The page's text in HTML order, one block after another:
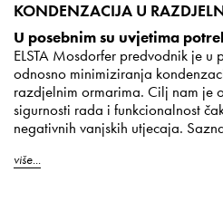
KONDENZACIJA U
U posebnim su uvjetima
ELSTA Mosdorfer predvodnik je u
odnosno minimiziranja
razdjelnim ormarima. Cilj nam je
sigurnosti rada i funkcionalnost
negativnih vanjskih utjecaja.
više...